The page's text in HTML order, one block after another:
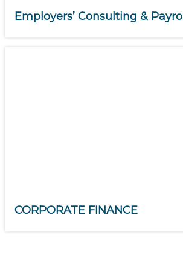
Employers’ Consulting & Payroll
CORPORATE FINANCE